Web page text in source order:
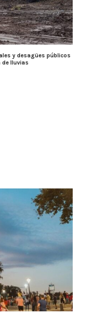
y desagües públicos
de lluvias